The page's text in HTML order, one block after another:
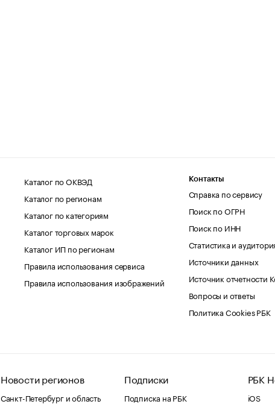
Каталог по ОКВЭД
Каталог по регионам
Каталог по категориям
Каталог торговых марок
Каталог ИП по регионам
Правила использования сервиса
Правила использования изображений
Контакты
Справка по сервису
Поиск по ОГРН
Поиск по ИНН
Статистика и
Источники данных
Источник отчетности
Вопросы и ответы
Политика Cookies РБК
Новости регионов
Санкт-Петербург и область
Подписки
Подписка на РБК
РБК
iOS